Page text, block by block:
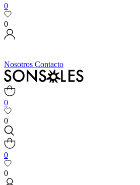
0
0
Nosotros Contacto
0
0
0
0